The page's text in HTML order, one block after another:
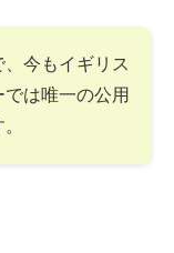
、今もイギリス
は唯一の公用